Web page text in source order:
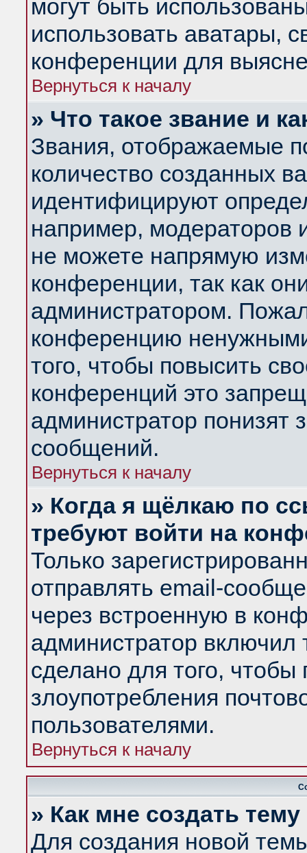
могут быть
использовать аватары,
конференции для
Вернуться к началу
» Что такое звание и
Звания, отображаемые
количество созданных
идентифицируют
например, модераторов
не можете напрямую
конференции, так как
администратором.
конференцию
того, чтобы повысить
конференций это
администратор понизят
сообщений.
Вернуться к началу
» Когда я щёлкаю по
требуют войти на
Только
отправлять email-
через встроенную в
администратор
сделано для того, чтобы
злоупотребления
пользователями.
Вернуться к началу
» Как мне создать
Для создания новой